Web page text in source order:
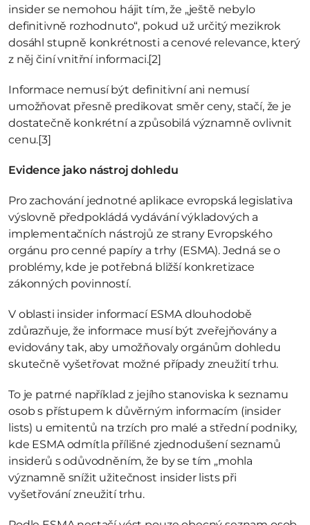
insider se nemohou hájit tím, že „ještě nebylo
definitivně rozhodnuto“, pokud už určitý mezikrok
dosáhl stupně konkrétnosti a cenové relevance, který
z něj činí vnitřní informaci.[2]
Informace nemusí být definitivní ani nemusí
umožňovat přesně predikovat směr ceny, stačí, že je
dostatečně konkrétní a způsobilá významně ovlivnit
cenu.[3]
Evidence jako nástroj dohledu
Pro zachování jednotné aplikace evropská legislativa
výslovně předpokládá vydávání výkladových a
implementačních nástrojů ze strany Evropského
orgánu pro cenné papíry a trhy (ESMA). Jedná se o
problémy, kde je potřebná bližší konkretizace
zákonných povinností.
V oblasti insider informací ESMA dlouhodobě
zdůrazňuje, že informace musí být zveřejňovány a
evidovány tak, aby umožňovaly orgánům dohledu
skutečně vyšetřovat možné případy zneužití trhu.
To je patrné například z jejího stanoviska k seznamu
osob s přístupem k důvěrným informacím (insider
lists) u emitentů na trzích pro malé a střední podniky,
kde ESMA odmítla přílišné zjednodušení seznamů
insiderů s odůvodněním, že by se tím „mohla
významně snížit užitečnost insider lists při
vyšetřování zneužití trhu.